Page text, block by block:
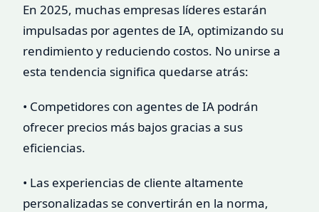
En 2025, muchas empresas líderes estarán
impulsadas por agentes de IA, optimizando su
rendimiento y reduciendo costos. No unirse a
esta tendencia significa quedarse atrás:
• Competidores con agentes de IA podrán
ofrecer precios más bajos gracias a sus
eficiencias.
• Las experiencias de cliente altamente
personalizadas se convertirán en la norma,